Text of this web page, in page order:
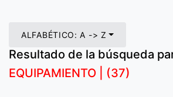
ALFABÉTICO: A -> Z
Resultado de la búsqueda
EQUIPAMIENTO | (37)